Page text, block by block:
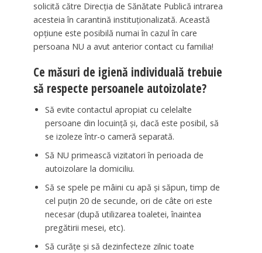
solicită către Direcţia de Sănătate Publică intrarea
acesteia în carantină instituţionalizată. Această
opţiune este posibilă numai în cazul în care
persoana NU a avut anterior contact cu familia!
Ce măsuri de igienă individuală trebuie
să respecte persoanele autoizolate?
Să evite contactul apropiat cu celelalte
persoane din locuinţă şi, dacă este posibil, să
se izoleze într-o cameră separată.
Să NU primească vizitatori în perioada de
autoizolare la domiciliu.
Să se spele pe mâini cu apă şi săpun, timp de
cel puţin 20 de secunde, ori de câte ori este
necesar (după utilizarea toaletei, înaintea
pregătirii mesei, etc).
Să curăţe şi să dezinfecteze zilnic toate